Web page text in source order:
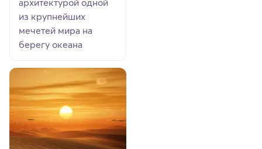
архитектурой одной
из крупнейших
мечетей мира на
берегу океана